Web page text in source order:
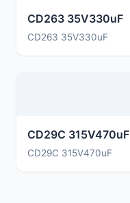
CD263 35V330uF
CD263 35V330uF
CD29C 315V470uF
CD29C 315V470uF